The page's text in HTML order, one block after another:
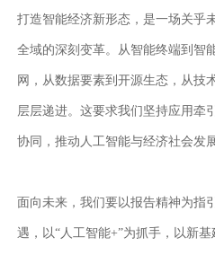
打造智能经济新形态，是一场关乎
全域的深刻变革。从智能终端到智
网，从数据要素到开源生态，从技
层层递进。这要求我们坚持应用牵
协同，推动人工智能与经济社会发
面向未来，我们要以报告精神为指
遇，以“人工智能+”为抓手，以新